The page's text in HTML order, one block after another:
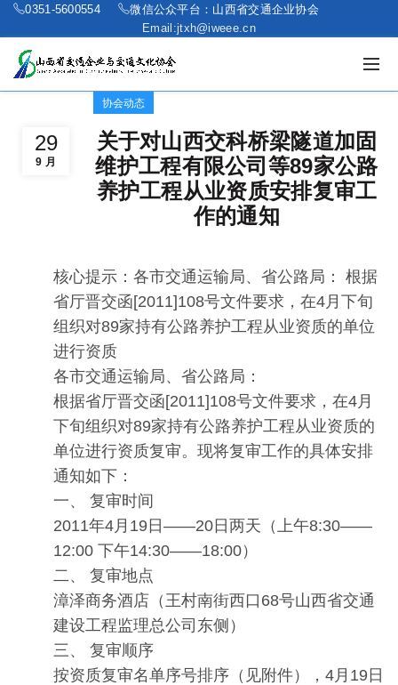
0351-5600554
微信公众平台：山西省交通企业协会
Email:jtxh@iweee.cn
29
9 月
协会动态
关于对山西交科桥梁隧道加固
维护工程有限公司等89家公路
养护工程从业资质安排复审工
作的通知
核心提示：各市交通运输局、省公路局： 根据
省厅晋交函[2011]108号文件要求，在4月下旬
组织对89家持有公路养护工程从业资质的单位
进行资质
各市交通运输局、省公路局：
根据省厅晋交函[2011]108号文件要求，在4月
下旬组织对89家持有公路养护工程从业资质的
单位进行资质复审。现将复审工作的具体安排
通知如下：
一、 复审时间
2011年4月19日——20日两天（上午8:30——
12:00 下午14:30——18:00）
二、 复审地点
漳泽商务酒店（王村南街西口68号山西省交通
建设工程监理总公司东侧）
三、 复审顺序
按资质复审名单序号排序（见附件），4月19日